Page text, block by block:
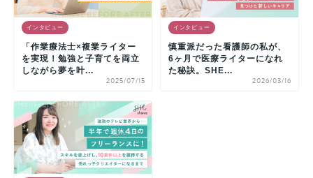
インタビュー
「作業療法士×複業ライター
を実現！勉強と子育てを両立
しながら夢を叶...
2025/07/15
インタビュー
慎重派だった看護師の私が、
6ヶ月で医療ライターになれ
た秘訣。SHE...
2026/03/16